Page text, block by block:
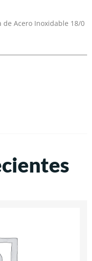
de Acero Inoxidable 18/0